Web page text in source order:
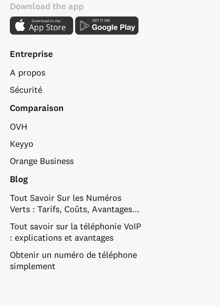
Download the app
Entreprise
A propos
Sécurité
Comparaison
OVH
Keyyo
Orange Business
Blog
Tout Savoir Sur les Numéros
Verts : Tarifs, Coûts, Avantages...
Tout savoir sur la téléphonie VoIP
: explications et avantages
Obtenir un numéro de téléphone
simplement